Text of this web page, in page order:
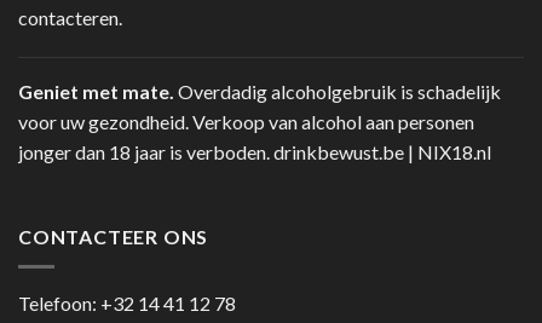
contacteren.
Geniet met mate. Overdadig alcoholgebruik is schadelijk
voor uw gezondheid. Verkoop van alcohol aan personen
jonger dan 18 jaar is verboden.drinkbewust.be | NIX18.nl
CONTACTEER ONS
Telefoon: +32 14 41 12 78